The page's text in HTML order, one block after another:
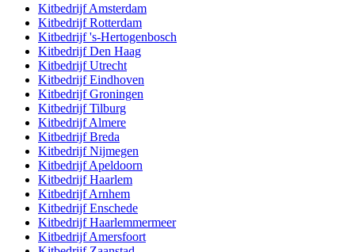
KitbedrijfAmsterdam
KitbedrijfRotterdam
Kitbedrijf's-Hertogenbosch
KitbedrijfDen Haag
KitbedrijfUtrecht
KitbedrijfEindhoven
KitbedrijfGroningen
KitbedrijfTilburg
KitbedrijfAlmere
KitbedrijfBreda
KitbedrijfNijmegen
KitbedrijfApeldoorn
KitbedrijfHaarlem
KitbedrijfArnhem
KitbedrijfEnschede
KitbedrijfHaarlemmermeer
KitbedrijfAmersfoort